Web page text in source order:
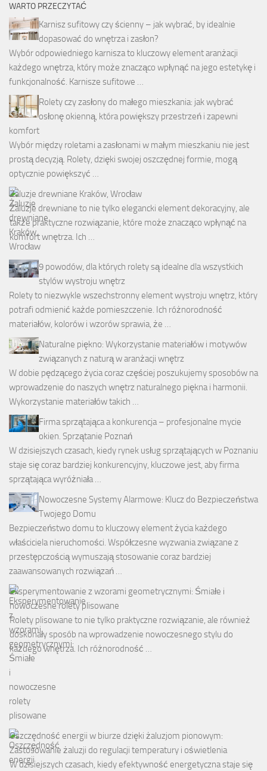
WARTO PRZECZYTAĆ
Karnisz sufitowy czy ścienny – jak wybrać, by idealnie
dopasować do wnętrza i zasłon?
Wybór odpowiedniego karnisza to kluczowy element aranżacji
każdego wnętrza, który może znacząco wpłynąć na jego estetykę i
funkcjonalność. Karnisze sufitowe …
Rolety czy zasłony do małego mieszkania: jak wybrać
osłonę okienną, która powiększy przestrzeń i zapewni
komfort
Wybór między roletami a zasłonami w małym mieszkaniu nie jest
prostą decyzją. Rolety, dzięki swojej oszczędnej formie, mogą
optycznie powiększyć …
Żaluzje drewniane Kraków, Wrocław
Żaluzje drewniane to nie tylko elegancki element dekoracyjny, ale
także praktyczne rozwiązanie, które może znacząco wpłynąć na
komfort wnętrza. Ich …
9 powodów, dla których rolety są idealne dla wszystkich
stylów wystroju wnętrz
Rolety to niezwykle wszechstronny element wystroju wnętrz, który
potrafi odmienić każde pomieszczenie. Ich różnorodność
materiałów, kolorów i wzorów sprawia, że …
Naturalne piękno: Wykorzystanie materiałów i motywów
związanych z naturą w aranżacji wnętrz
W dobie pędzącego życia coraz częściej poszukujemy sposobów na
wprowadzenie do naszych wnętrz naturalnego piękna i harmonii.
Wykorzystanie materiałów takich …
Firma sprzątająca a konkurencja – profesjonalne mycie
okien. Sprzątanie Poznań
W dzisiejszych czasach, kiedy rynek usług sprzątających w Poznaniu
staje się coraz bardziej konkurencyjny, kluczowe jest, aby firma
sprzątająca wyróżniała …
Nowoczesne Systemy Alarmowe: Klucz do Bezpieczeństwa
Twojego Domu
Bezpieczeństwo domu to kluczowy element życia każdego
właściciela nieruchomości. Współczesne wyzwania związane z
przestępczością wymuszają stosowanie coraz bardziej
zaawansowanych rozwiązań …
Eksperymentowanie z wzorami geometrycznymi: Śmiałe i
nowoczesne rolety plisowane
Rolety plisowane to nie tylko praktyczne rozwiązanie, ale również
doskonały sposób na wprowadzenie nowoczesnego stylu do
każdego wnętrza. Ich różnorodność …
Oszczędność energii w biurze dzięki żaluzjom pionowym:
Zastosowanie żaluzji do regulacji temperatury i oświetlenia
W dzisiejszych czasach, kiedy efektywność energetyczna staje się